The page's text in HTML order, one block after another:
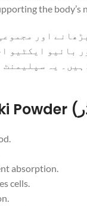
the body’s
اور
بائیو ایکٹیو
یہ
absorption.
cells.